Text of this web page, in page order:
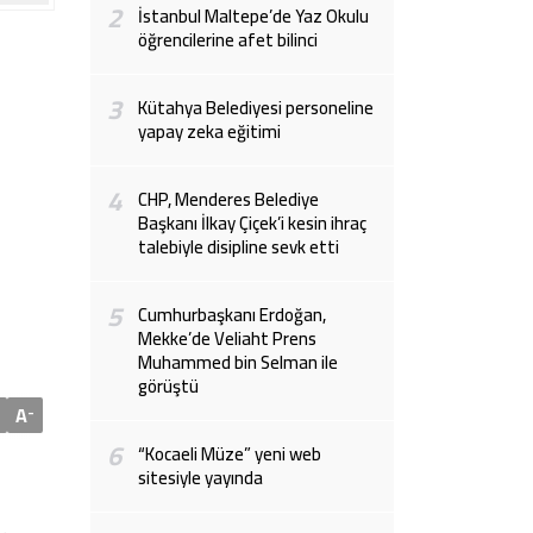
A-
2 İstanbul Maltepe’de Yaz Okulu
öğrencilerine afet bilinci
3 Kütahya Belediyesi personeline
yapay zeka eğitimi
4 CHP, Menderes Belediye
Başkanı İlkay Çiçek’i kesin ihraç
talebiyle disipline sevk etti
5 Cumhurbaşkanı Erdoğan,
Mekke’de Veliaht Prens
Muhammed bin Selman ile
görüştü
6 “Kocaeli Müze” yeni web
sitesiyle yayında